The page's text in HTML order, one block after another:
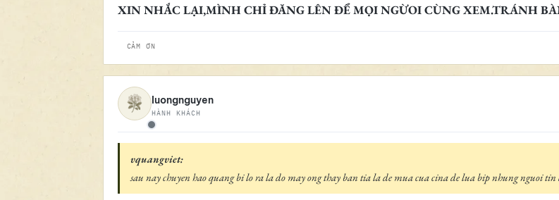
XIN NHẮC LẠI,MÌNH CHỈ ĐĂNG LÊN ĐỂ MỌI NGỪOI CÙNG XEM.TRÁNH
CẢM ƠN
Ngoại tuyến
luongnguyen
HÀNH KHÁCH
vquangviet:
sau nay chuyen hao quang bi lo ra la do may ong thay ban tia la de mua cua cina de lua bip nhung nguoi